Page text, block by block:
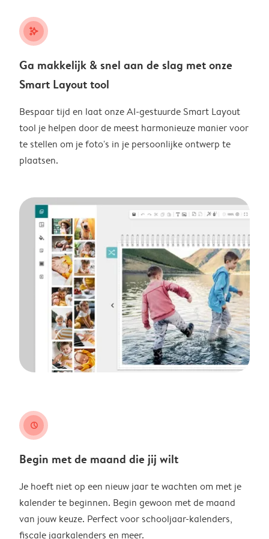
stars_plus
Ga makkelijk & snel aan de slag met onze
Smart Layout tool
Bespaar tijd en laat onze AI-gestuurde Smart Layout
tool je helpen door de meest harmonieuze manier voor
te stellen om je foto's in je persoonlijke ontwerp te
plaatsen.
clock
Begin met de maand die jij wilt
Je hoeft niet op een nieuw jaar te wachten om met je
kalender te beginnen. Begin gewoon met de maand
van jouw keuze. Perfect voor schooljaar-kalenders,
fiscale jaarkalenders en meer.